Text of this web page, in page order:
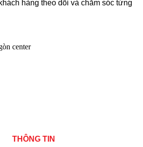
hàng theo dõi và chăm sóc từng
THÔNG TIN